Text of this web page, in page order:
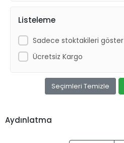
Listeleme
Sadece stoktakileri göster
Ücretsiz Kargo
Seçimleri Temizle
Aydınlatma